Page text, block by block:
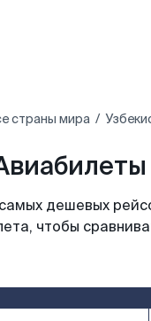
страны мира
дешевых
чтобы